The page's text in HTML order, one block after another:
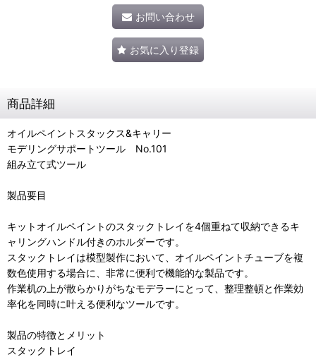
お問い合わせ
お気に入り登録
商品詳細
オイルペイントスタックス&キャリー
モデリングサポートツール No.101
組み立て式ツール
製品要目
キットオイルペイントのスタックトレイを4個重ねて収納できるキ
ャリングハンドル付きのホルダーです。
スタックトレイは模型製作において、オイルペイントチューブを複
数色使用する場合に、非常に便利で機能的な製品です。
作業机の上が散らかりがちなモデラーにとって、整理整頓と作業効
率化を同時に叶える便利なツールです。
製品の特徴とメリット
スタックトレイ